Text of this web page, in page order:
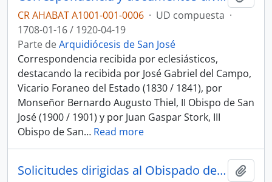
CR AHABAT A1001-001-0006 · UD compuesta ·
1708-01-16 / 1920-04-19
Parte deArquidiócesis de San José
Correspondencia recibida por eclesiásticos,
destacando la recibida por José Gabriel del Campo,
Vicario Foraneo del Estado (1830 / 1841), por
Monseñor Bernardo Augusto Thiel, II Obispo de San
José (1900 / 1901) y por Juan Gaspar Stork, III
Obispo de San… Read more
Solicitudes dirigidas al Obispado de San José y expedientes de la Curia diocesana (1881)